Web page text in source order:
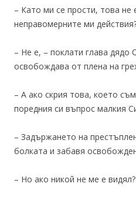
– Като ми се прости, това не
неправомерните ми
– Не е, – поклати глава дядо
освобождава от плена на
– А ако скрия това, което
поредния си въпрос малкия
– Задържането на
болката и забавя
– Но ако никой не ме е